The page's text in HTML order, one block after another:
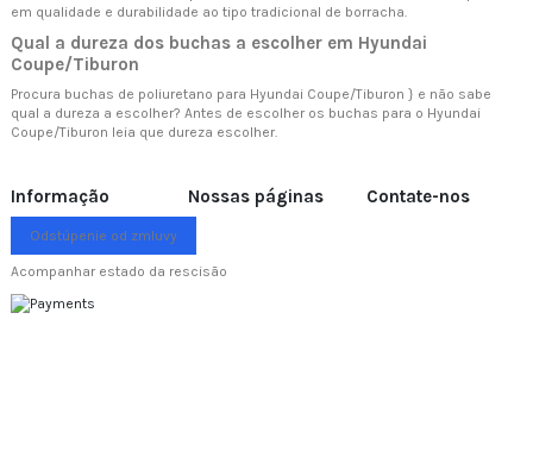
em qualidade e durabilidade ao tipo tradicional de borracha.
Qual a dureza dos buchas a escolher em Hyundai
Coupe/Tiburon
Procura buchas de poliuretano para Hyundai Coupe/Tiburon } e não sabe
qual a dureza a escolher? Antes de escolher os buchas para o Hyundai
Coupe/Tiburon leia que dureza escolher.
Informação Nossas páginas Contate-nos
Odstúpenie od zmluvy
Acompanhar estado da rescisão